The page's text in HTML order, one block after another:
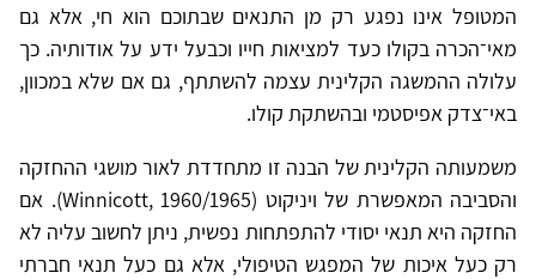
המטופל אינו נפגע רק מן התנאים שבתוכם הוא חי, אלא גם
מאי־הכרה בקולו כעד למציאות חייו וכבעל ידע על אודותיה. כך
עלולה ההמשגה הקלינית עצמה להשתתף, גם אם שלא במכוון,
באי־צדק אפיסטמי ובהשתקת קולו.
משמעותה הקלינית של הבנה זו מתחדדת לאור מושגי ההחזקה
והסביבה המאפשרת של ויניקוט (Winnicott, 1960/1965). אם
החזקה היא תנאי יסודי להתפתחות נפשית, ניתן לחשוב עליה לא
רק כעל איכות של המפגש הטיפולי, אלא גם כעל תנאי חברתי